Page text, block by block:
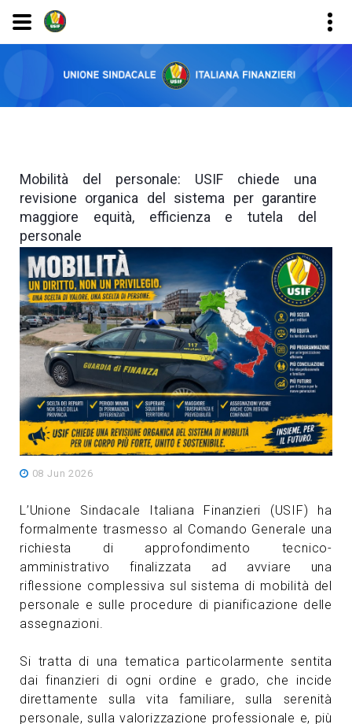
Mobilità del personale: USIF chiede una
revisione organica del sistema per garantire
maggiore equità, efficienza e tutela del
personale
08 Jun 2026
L’Unione Sindacale Italiana Finanzieri (USIF) ha
formalmente trasmesso al Comando Generale una
richiesta di approfondimento tecnico-
amministrativo finalizzata ad avviare una
riflessione complessiva sul sistema di mobilità del
personale e sulle procedure di pianificazione delle
assegnazioni.
Si tratta di una tematica particolarmente sentita
dai finanzieri di ogni ordine e grado, che incide
direttamente sulla vita familiare, sulla serenità
personale, sulla valorizzazione professionale e, più